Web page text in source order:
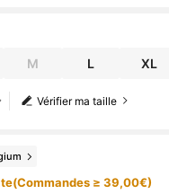
M L XL
Vérifier ma taille
≥ 39,00€)